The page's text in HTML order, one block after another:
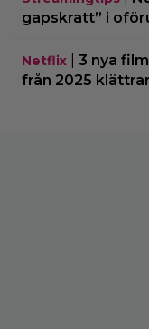
gapskratt” i
Netflix
3 nya
från 2025